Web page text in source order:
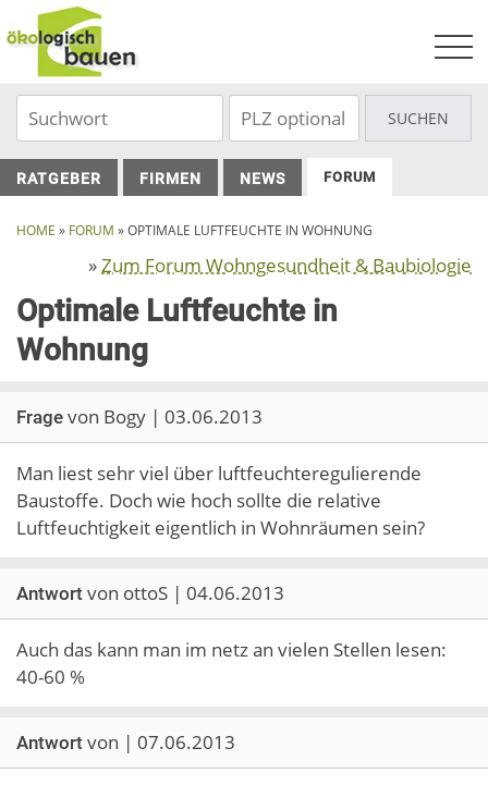
to
content
RATGEBER FIRMEN NEWS FORUM
HOME » FORUM »OPTIMALE LUFTFEUCHTE IN WOHNUNG
»Zum Forum Wohngesundheit & Baubiologie
Optimale Luftfeuchte in
Wohnung
Frage von Bogy | 03.06.2013
Man liest sehr viel über luftfeuchteregulierende
Baustoffe. Doch wie hoch sollte die relative
Luftfeuchtigkeit eigentlich in Wohnräumen sein?
Antwort von ottoS | 04.06.2013
Auch das kann man im netz an vielen Stellen lesen:
40-60 %
Antwort von | 07.06.2013